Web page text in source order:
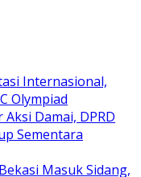
Internasional,
Olympiad
Damai, DPRD
Sementara
Masuk Sidang,